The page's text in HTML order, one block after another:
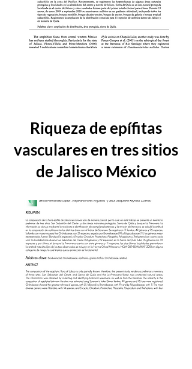
Riqueza de epífitas
vasculares en tres sitios
de Jalisco México